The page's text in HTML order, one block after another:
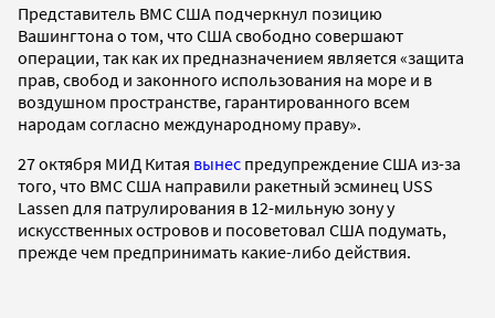
Представитель ВМС США подчеркнул позицию
Вашингтона о том, что США свободно совершают
операции, так как их предназначением является «защита
прав, свобод и законного использования на море и в
воздушном пространстве, гарантированного всем
народам согласно международному праву».
27 октября МИД Китая вынес предупреждение США из-за
того, что ВМС США направили ракетный эсминец USS
Lassen для патрулирования в 12-мильную зону у
искусственных островов и посоветовал США подумать,
прежде чем предпринимать какие-либо действия.